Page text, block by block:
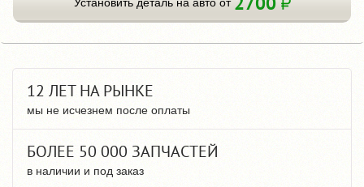
12 ЛЕТ НА РЫНКЕ
мы не исчезнем после оплаты
БОЛЕЕ 50 000 ЗАПЧАСТЕЙ
в наличии и под заказ